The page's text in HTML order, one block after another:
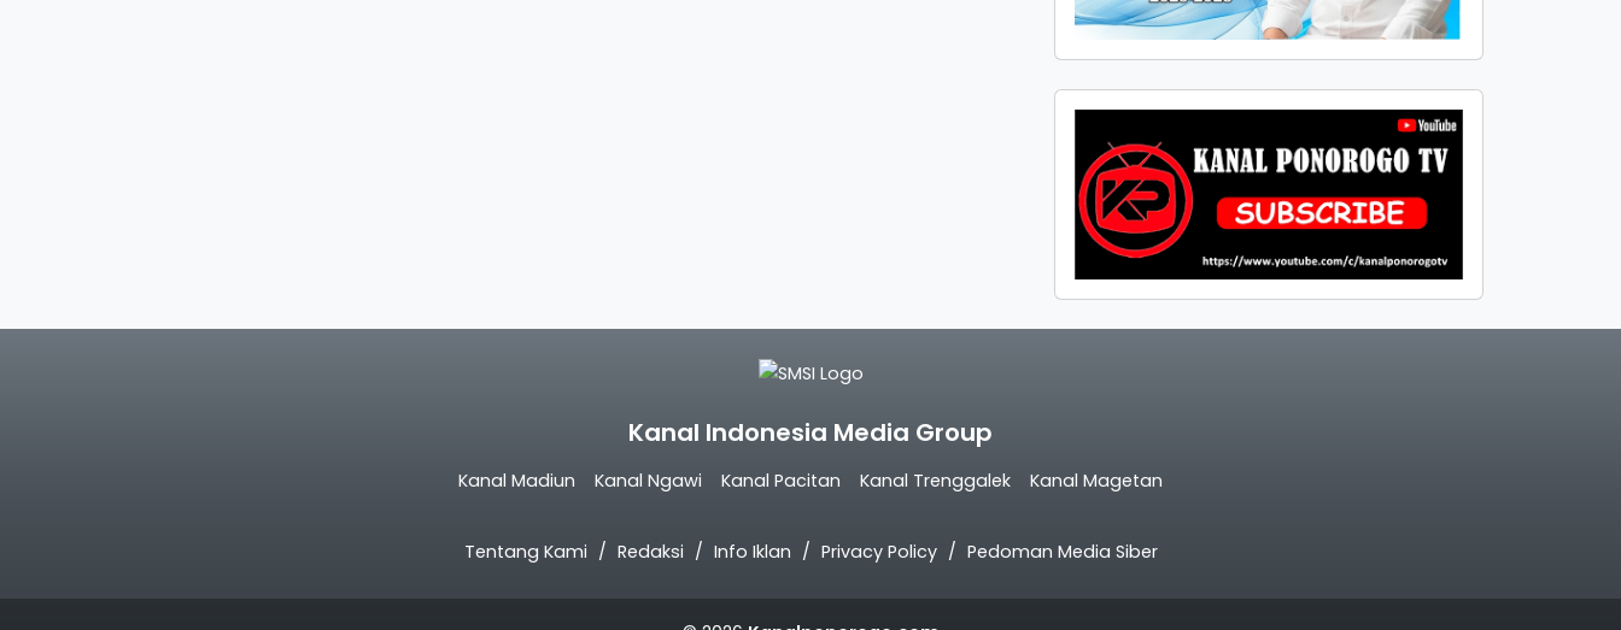
Kanal Indonesia Media Group
Kanal Madiun Kanal Ngawi Kanal Pacitan Kanal Trenggalek Kanal Magetan
Tentang Kami Redaksi Info Iklan Privacy Policy Pedoman Media Siber